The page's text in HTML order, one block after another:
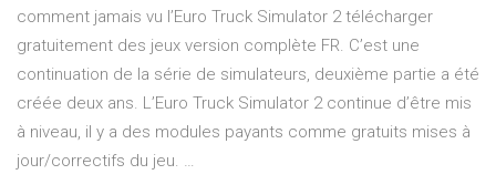
comment jamais vu l’Euro Truck Simulator 2 télécharger
gratuitement des jeux version complète FR. C’est une
continuation de la série de simulateurs, deuxième partie a été
créée deux ans. L’Euro Truck Simulator 2 continue d’être mis
à niveau, il y a des modules payants comme gratuits mises à
jour/correctifs du jeu. …